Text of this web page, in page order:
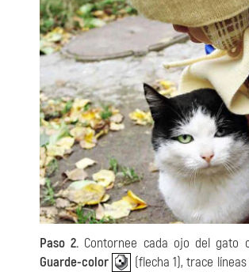
Paso 2. Contornee cada ojo del gato
Guarde-color
(flecha 1), trace